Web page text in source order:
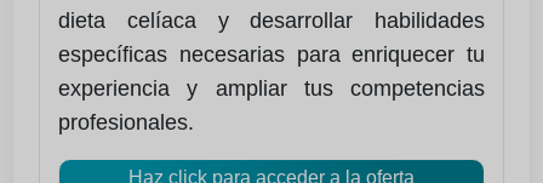
dieta celíaca y desarrollar habilidades
específicas necesarias para enriquecer tu
experiencia y ampliar tus competencias
profesionales.
Haz click para acceder a la oferta